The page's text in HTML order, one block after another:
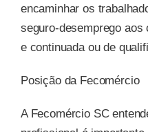
encaminhar os
seguro-desemprego
e continuada ou de
Posição da Fecomércio
A Fecomércio SC